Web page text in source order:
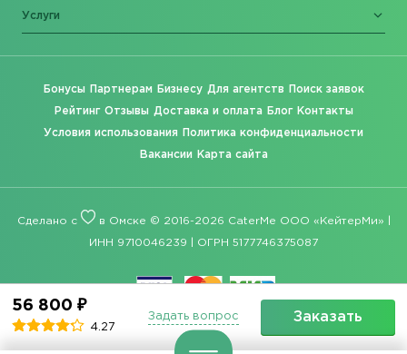
56 800 ₽
4.27
Заказать
Задать вопрос
Услуги
Бонусы Партнерам Бизнесу Для агентств Поиск заявок
Рейтинг Отзывы Доставка и оплата Блог Контакты
Условия использования Политика конфиденциальности
Вакансии Карта сайта
Сделано с в Омске © 2016-2026 CaterMe ООО «КейтерМи» |
ИНН 9710046239 | ОГРН 5177746375087